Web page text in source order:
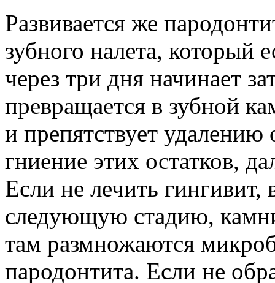
Развивается же
зубного налета, который
через три дня начинает
превращается в зубной
и препятствует
гниение этих остатков,
Если не лечить гингивит,
следующую стадию,
там размножаются
пародонтита. Если не